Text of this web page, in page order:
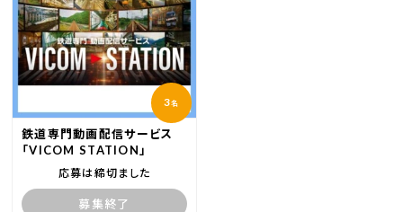
3名
鉄道専門動画配信サービス
「VICOM STATION」
応募は締切ました
募集終了